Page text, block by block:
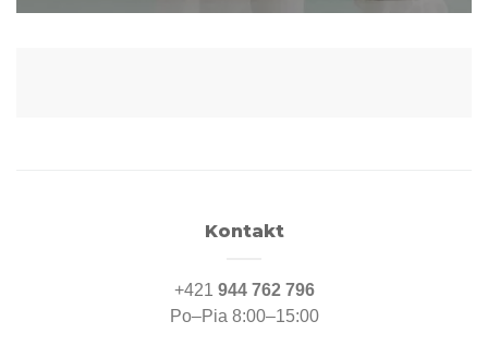
Kontakt
+421 944 762 796
Po–Pia 8:00–15:00